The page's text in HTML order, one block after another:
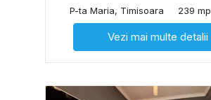
P-ta Maria, Timisoara
239 mp
Vezi mai multe detalii